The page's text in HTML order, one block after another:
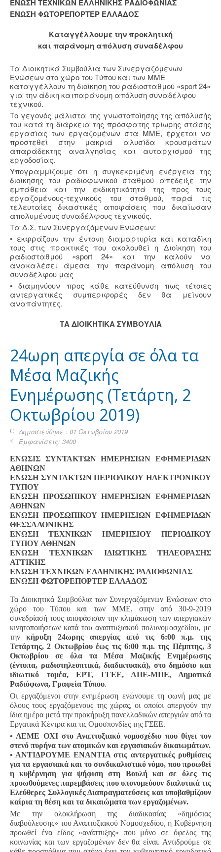
ENΩΣΗ ΤΕΧΝΙΚΩΝ ΕΛΛΗΝΙΚΗΣ ΡΑΔΙΟΦΩΝΙΑΣ
ΕΝΩΣΗ ΦΩΤΟΡΕΠΟΡΤΕΡ ΕΛΛΑΔΟΣ
Καταγγέλλουμε την προκλητική
και παράνομη απόλυση συναδέλφου
Τα Διοικητικά Συμβούλια των Συνεργαζόμενων
Ενώσεων στο χώρο του Τύπου και των ΜΜΕ
καταγγέλλουν τη διοίκηση του ραδιοσταθμού «sport 24»
για την άδικη καιπαράνομη απόλυση συναδέλφου
τεχνικού.
Το γεγονός μάλιστα της γνωστοποίησης της απόλυσής
του κατά τη διάρκεια της πρόσφατης τρίωρης στάσης
εργασίας των εργαζομένων στα ΜΜΕ, έρχεται να
προστεθεί στην μακριά αλυσίδα κρουσμάτων
απαράδεκτης αναλγησίας και αυταρχισμού της
εργοδοσίας.
Υπογραμμίζουμε ότι η συγκεκριμένη ενέργεια της
διοίκησης του ραδιοφωνικού σταθμού απέδειξε την
εμπάθεια και την εκδικητικότητά της προς τους
εργαζομένους-τεχνικούς του σταθμού, παρά τις
τελευταίες δικαστικές αποφάσεις που δικαίωσαν
απολυμένους συναδέλφους τεχνικούς.
Τα Δ.Σ. των Συνεργαζόμενων Ενώσεων:
• εκφράζουν την έντονη διαμαρτυρία και καταδίκη
τους στις πρακτικές που ακολουθεί η Διοίκηση του
ραδιοσταθμού «sport 24» και την καλούν να
ανακαλέσει άμεσα την παράνομη απόλυση του
συναδέλφου μας
• διαμηνύουν προς κάθε κατεύθυνση πως τέτοιες
αντεργατικές συμπεριφορές δεν θα μείνουν
αναπάντητες.
ΤΑ ΔΙΟΙΚΗΤΙΚΑ ΣΥΜΒΟΥΛΙΑ
24ωρη απεργία σε όλα τα
Μέσα Μαζικής
Ενημέρωσης (Τετάρτη, 2
Οκτωβρίου 2019)
Δημοσιεύθηκε : 01 Οκτωβρίου 2019
Εμφανίσεις: 3400
ΕΝΩΣΙΣ ΣΥΝΤΑΚΤΩΝ ΗΜΕΡΗΣΙΩΝ ΕΦΗΜΕΡΙΔΩΝ
ΑΘΗΝΩΝ
ΕΝΩΣΗ ΣΥΝΤΑΚΤΩΝ ΠΕΡΙΟΔΙΚΟΥ ΗΛΕΚΤΡΟΝΙΚΟΥ
ΤΥΠΟΥ
ΕΝΩΣΗ ΠΡΟΣΩΠΙΚΟΥ ΗΜΕΡΗΣΙΩΝ ΕΦΗΜΕΡΙΔΩΝ
ΑΘΗΝΩΝ
ΕΝΩΣΗ ΠΡΟΣΩΠΙΚΟΥ ΗΜΕΡΗΣΙΩΝ ΕΦΗΜΕΡΙΔΩΝ
ΘΕΣΣΑΛΟΝΙΚΗΣ
ΕΝΩΣΗ ΤΕΧΝΙΚΩΝ ΗΜΕΡΗΣΙΟΥ ΠΕΡΙΟΔΙΚΟΥ
ΤΥΠΟΥ ΑΘΗΝΩΝ
ΕΝΩΣΗ ΤΕΧΝΙΚΩΝ ΙΔΙΩΤΙΚΗΣ ΤΗΛΕΟΡΑΣΗΣ
ΑΤΤΙΚΗΣ
ENΩΣΗ ΤΕΧΝΙΚΩΝ ΕΛΛΗΝΙΚΗΣ ΡΑΔΙΟΦΩΝΙΑΣ
ΕΝΩΣΗ ΦΩΤΟΡΕΠΟΡΤΕΡ ΕΛΛΑΔΟΣ
Τα Διοικητικά Συμβούλια των Συνεργαζόμενων Ενώσεων στο
χώρο του Τύπου και των ΜΜΕ, στην από 30-9-2019
συνεδρίασή τους αποφάσισαν την κλιμάκωση των απεργιακών
κινητοποιήσεων κατά του αναπτυξιακού πολυνομοσχεδίου, με
τηνκήρυξη 24ωρης απεργίας από τις 6:00 π.μ. της
Τετάρτης, 2 Οκτωβρίου έως τις 6:00 π.μ. της Πέμπτης, 3
Οκτωβρίου σε όλα τα Μέσα Μαζικής Ενημέρωσης
(έντυπα, ραδιοτηλεοπτικά, διαδικτυακά), στο δημόσιο και
ιδιωτικό τομέα, ΕΡΤ, ΓΓΕΕ, ΑΠΕ-ΜΠΕ, Δημοτικά
Ραδιόφωνα, Γραφεία Τύπου.
Οι εργαζόμενοι στην ενημέρωση ενώνουμε τη φωνή μας με
όλους τους εργαζόμενους της χώρας, οι οποίοι απεργούν την
ίδια ημέρα μετά την προκήρυξη πανελλαδικών απεργιών από τα
Εργατικά Κέντρα και τις Ομοσπονδίες της ΓΣΕΕ.
• ΛΕΜΕ ΟΧΙ στο Αναπτυξιακό νομοσχέδιο που θίγει τον
στενό πυρήνα των ατομικών και εργασιακών δικαιωμάτων.
• ΑΝΤΙΔΡΟΥΜΕ ΕΝΑΝΤΙΑ στις αντεργατικές ρυθμίσεις
για τα εργασιακά και το συνδικαλιστικό νόμο, που προωθεί
η κυβέρνηση για ψήφιση στη Βουλή και σε όλες τις
προωθούμενες παρεμβάσεις που υπονομεύουν διαλυτικά τις
Ελεύθερες Συλλογικές Διαπραγματεύσεις και υποβαθμίζουν
καίρια τη θέση και τα δικαιώματα των εργαζομένων.
Με την ολοκλήρωση της διαδικασίας «δημόσιας
διαβούλευσης» του Αναπτυξιακού Νομοσχεδίου, η Κυβέρνηση
προωθεί ένα είδος «ανάπτυξης» που μόνο σε όφελος της
κοινωνίας και των εργαζομένων δεν θα είναι. Αντιδρούμε σε